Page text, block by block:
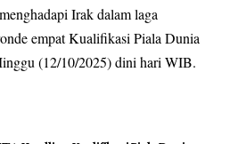
Irak dalam laga
empat Kualifikasi Piala Dunia
(12/10/2025) dini hari WIB.